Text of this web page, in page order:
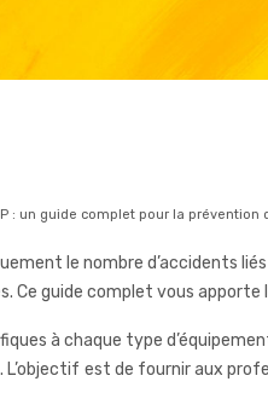
: un guide complet pour la prévention
le nombre d’accidents
Ce guide complet vous
à chaque type
est de fournir aux